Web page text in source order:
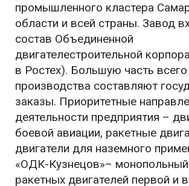
промышленного кластера
области и всей страны. Завод
состав Объединенной
двигателестроительной
в Ростех). Большую часть
производства составляют
заказы. Приоритетные
деятельности предприятия –
боевой авиации, ракетные
двигатели для наземного
«ОДК-Кузнецов»–
ракетных двигателей первой и